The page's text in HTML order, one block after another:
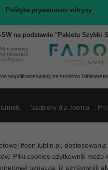
Polityka prywatności witryny
na podstawie "Pakietu Szybki
współfinansowany ze środków
Limek. Szablony dla Joomla .
lfoon.lublin.pl,
Pliki cookies użytkownik
oznacza, iż użytkownik